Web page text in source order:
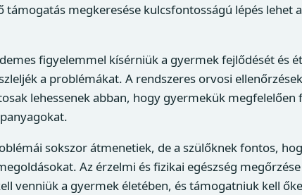
támogatás megkeresése kulcsfontosságú lépés lehet
figyelemmel kísérniük a gyermek fejlődését és
a problémákat. A rendszeres orvosi
lehessenek abban, hogy gyermekük megfelelően
sokszor átmenetiek, de a szülőknek fontos,
Az érzelmi és fizikai egészség
venniük a gyermek életében, és támogatniuk kell